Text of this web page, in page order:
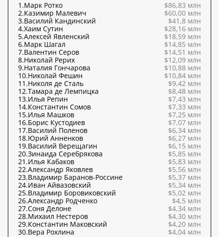
1.Марк Ротко
$86,83 млн
2.Казимир Малевич
$60,00 млн
3.Василий Кандинский
$41,8 млн
4.Хаим Сутин
$28,16 млн
5.Алексей Явленский
$18,59 млн
6.Марк Шагал
$14,85 млн
7.Валентин Серов
$14,51 млн
8.Николай Рерих
$12,09 млн
9.Наталия Гончарова
$10,88 млн
10.Николай Фешин
$10,84 млн
11.Николя де Сталь
$9,42 млн
12.Тамара де Лемпицка
$8,48 млн
13.Илья Репин
$7,43 млн
14.Константин Сомов
$7,33 млн
15.Илья Машков
$7,25 млн
16.Борис Кустодиев
$7,07 млн
17.Василий Поленов
$6,34 млн
18.Юрий Анненков
$6,27 млн
19.Василий Верещагин
$6,15 млн
20.Зинаида Серебрякова
$5,85 млн
21.Илья Кабаков
$5,83 млн
22.Александр Яковлев
$5,56 млн
23.Владимир Баранов-Россине
$5,37 млн
24.Иван Айвазовский
$5,34 млн
25.Владимир Боровиковский
$5,02 млн
26.Александр Родченко
$4,5 млн
27.Соня Делоне
$4,34 млн
28.Михаил Нестеров
$4,30 млн
29.Константин Маковский
$4,20 млн
30.Вера Рохлина $4,04 млн